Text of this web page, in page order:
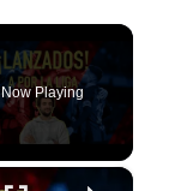
Now Playing
×